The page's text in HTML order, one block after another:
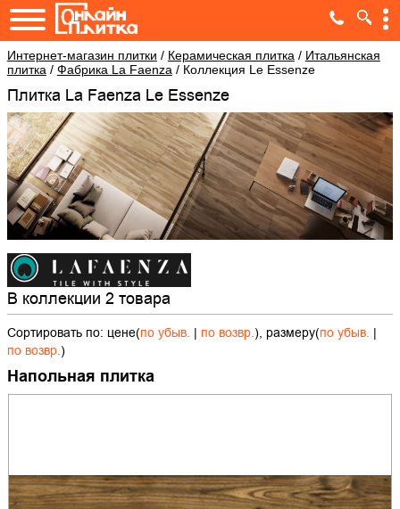
Интернет-магазин плитки / Керамическая плитка / Итальянская
плитка / Фабрика La Faenza / Коллекция Le Essenze
Плитка La Faenza Le Essenze
В коллекции 2 товара
Сортировать по: цене(по убыв. | по возвр.), размеру(по убыв. |
по возвр.)
Напольная плитка